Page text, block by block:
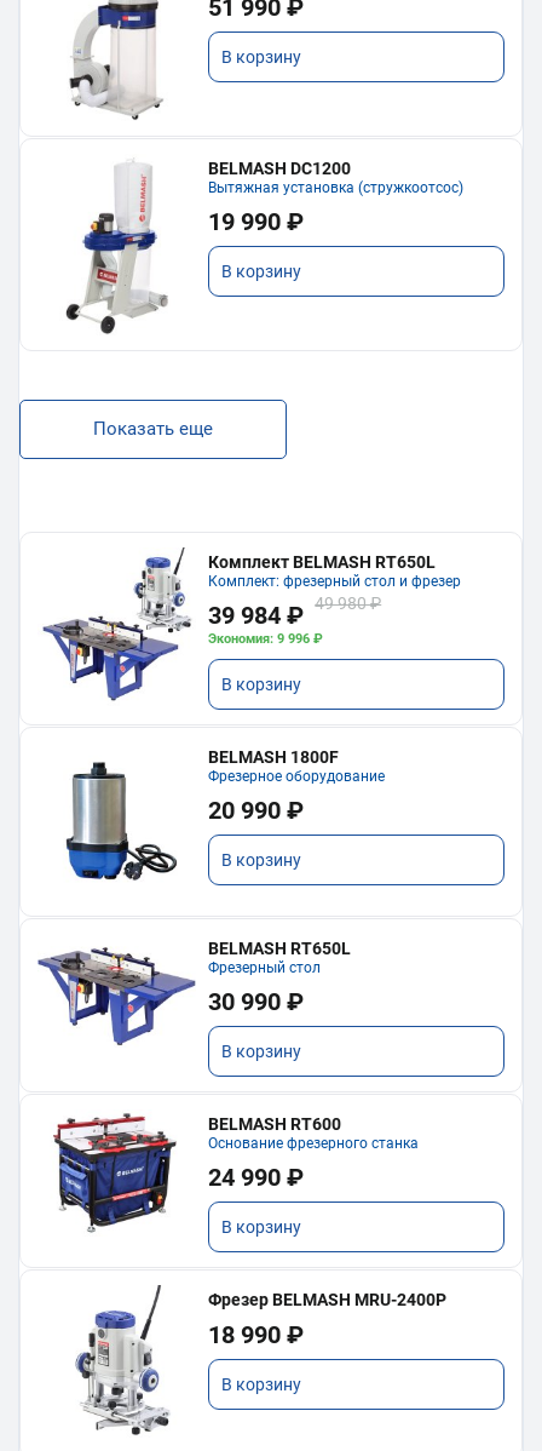
51 990 ₽
В корзину
BELMASH DC1200
Вытяжная установка (стружкоотсос)
19 990 ₽
В корзину
Показать еще
Комплект BELMASH RT650L
Комплект: фрезерный стол и фрезер
39 984 ₽ 49 980 ₽
Экономия: 9 996 ₽
В корзину
BELMASH 1800F
Фрезерное оборудование
20 990 ₽
В корзину
BELMASH RT650L
Фрезерный стол
30 990 ₽
В корзину
BELMASH RT600
Основание фрезерного станка
24 990 ₽
В корзину
Фрезер BELMASH MRU-2400P
18 990 ₽
В корзину